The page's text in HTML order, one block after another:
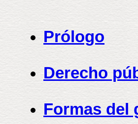
Prólogo
Derecho
Formas del